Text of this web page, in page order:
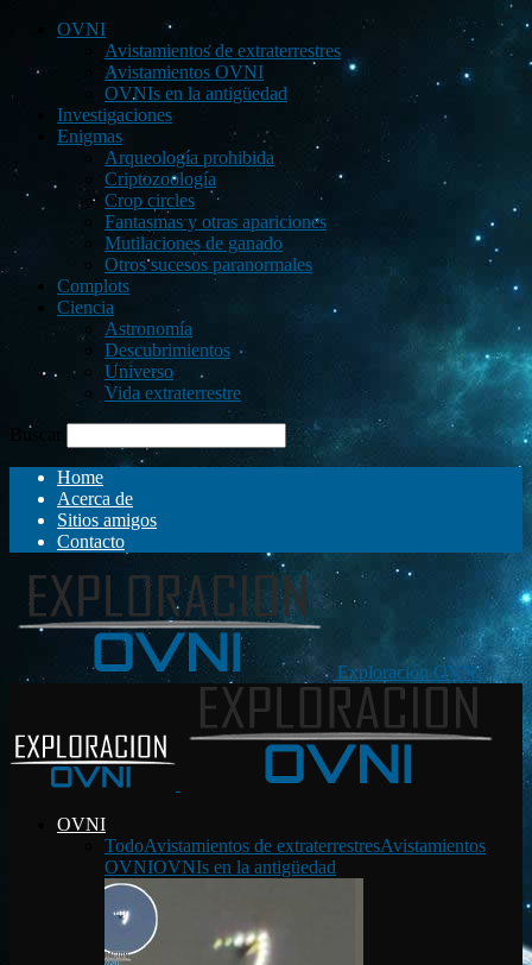
OVNI
Avistamientos de extraterrestres
Avistamientos OVNI
OVNIs en la antigüedad
Investigaciones
Enigmas
Arqueología prohibida
Criptozoología
Crop circles
Fantasmas y otras apariciones
Mutilaciones de ganado
Otros sucesos paranormales
Complots
Ciencia
Astronomía
Descubrimientos
Universo
Vida extraterrestre
Buscar
Home
Acerca de
Sitios amigos
Contacto
Exploración OVNI
OVNI
TodoAvistamientos de extraterrestresAvistamientos
OVNIOVNIs en la antigüedad